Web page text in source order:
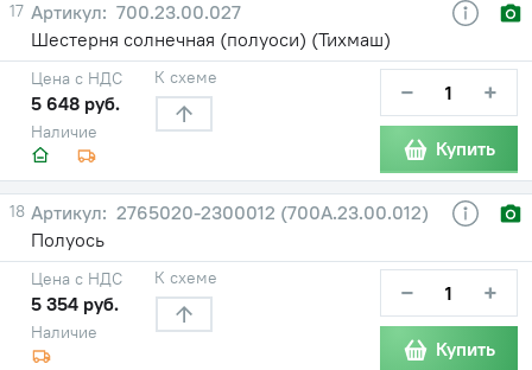
17
700.23.00.027
Шестерня солнечная (полуоси) (Тихмаш)
Наличие
Цена с НДС
5 648 руб.
К схеме − +
Купить
18
2765020-2300012 (700А.23.00.012)
Полуось
Наличие
Цена с НДС
5 354 руб.
К схеме − +
Купить